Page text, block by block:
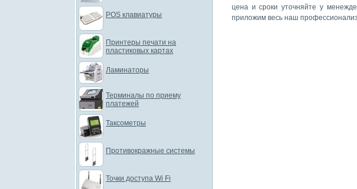
цена и сроки уточняйте у
приложим весь наш
POS клавиатуры
Принтеры печати на
пластиковых картах
Ламинаторы
Терминалы по приему
платежей
Таксометры
Противокражные системы
Точки доступа Wi Fi